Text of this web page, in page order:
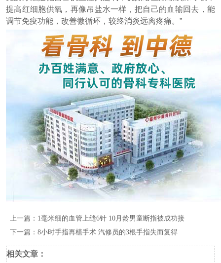
提高红细胞供氧，再像吊盐水一样，把自己的血输回去，能
调节免疫功能，改善微循环，较终消炎远离疼痛。”
上一篇： 1毫米细的血管上缝6针 10月龄男童断指被成功接
下一篇：8小时手指再植手术 汽修员的3根手指失而复得
相关文章：